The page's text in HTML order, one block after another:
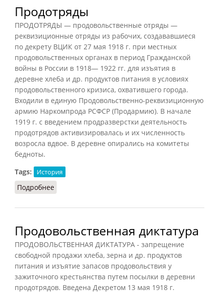
Продотряды
ПРОДОТРЯДЫ — продовольственные отряды —
реквизиционные отряды из рабочих, создававшиеся
по декрету ВЦИК от 27 мая 1918 г. при местных
продовольственных органах в период Гражданской
войны в России в 1918— 1922 гг. для изъятия в
деревне хлеба и др. продуктов питания в условиях
продовольственного кризиса, охватившего города.
Входили в единую Продовольственно-реквизиционную
армию Наркомпрода РСФСР (Продармию). В начале
1919 г. с введением продразверстки деятельность
продотрядов активизировалась и их численность
возросла вдвое. В деревне опирались на комитеты
бедноты.
Tags:
История
Подробнее
Продовольственная диктатура
ПРОДОВОЛЬСТВЕННАЯ ДИКТАТУРА - запрещение
свободной продажи хлеба, зерна и др. продуктов
питания и изъятие запасов продовольствия у
зажиточного крестьянства путем посылки в деревни
продотрядов. Введена Декретом 13 мая 1918 г.